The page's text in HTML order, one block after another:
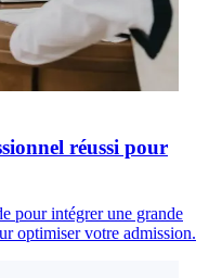
réussi pour
pour intégrer une grande
optimiser votre admission.